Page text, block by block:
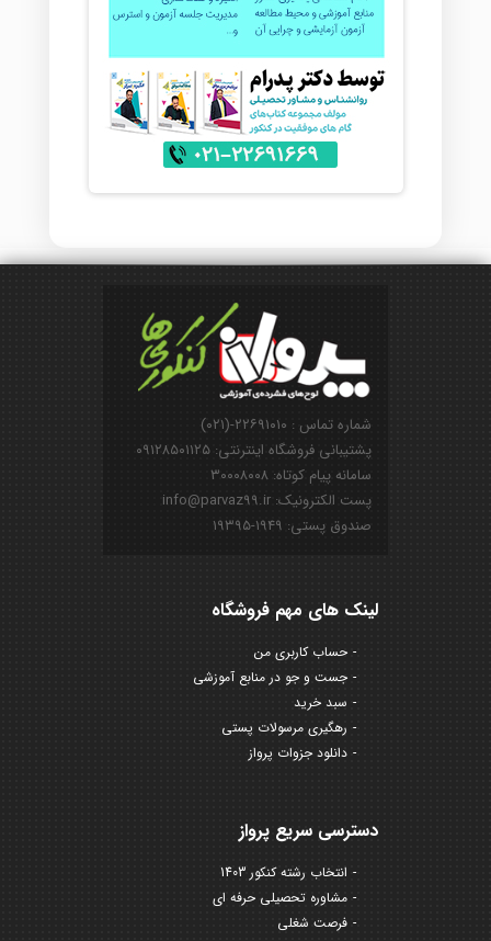
شماره تماس : ۲۲۶۹۱۰۱۰-(۰۲۱)
پشتیبانی فروشگاه اینترنتی: ۰۹۱۲۸۵۰۱۱۲۵
سامانه پیام کوتاه: ۳۰۰۰۸۰۰۸
پست الکترونیک: info@parvaz99.ir
صندوق پستی: ۱۹۴۹-۱۹۳۹۵
لینک های مهم فروشگاه
حساب کاربری من
جست و جو در منابع آموزشی
سبد خرید
رهگیری مرسولات پستی
دانلود جزوات پرواز
دسترسی سریع پرواز
انتخاب رشته کنکور 1403
مشاوره تحصیلی حرفه ای
فرصت شغلی